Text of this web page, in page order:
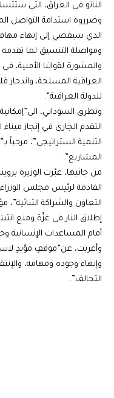
الناتو في العراق، التي
وضرروة استدامة التواصل
الذي سيفضي إلى إنهاء
ومواصلة التنسيق لما
والمشورة لقواتنا الأمنية،
العراقية المسلحة،
للدولة العراقية”.
وتطرق السوداني،
التقدم الجاري في إنجاز
التنمية الستراتيجي”،
المشاريع”.
من جانبها، عبّرت الوزيرة
القادمة لرئيس مجلس
التعاون والشراكة
إطلاق النار في غزّة ومنع
أمام المساعدات الإنسانية
وأعربت، عن”موقفٍ مؤيدٍ
وإنهاء وجوده ومهامه،
التحالف”.